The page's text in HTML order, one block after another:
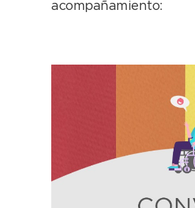
acompañamiento: